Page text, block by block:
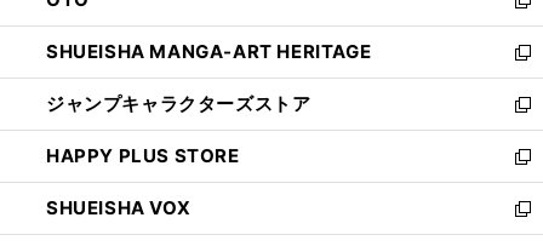
開
く
ウ
で
開
く
新
し
い
ウ
ィ
ン
ド
ウ
で
開
SHUEISHA MANGA-ART HERITAGE
新
し
い
ウ
ィ
ン
ド
ウ
ジャンプキャラクターズストア
新
し
い
ウ
ィ
ン
HAPPY PLUS STORE
新
し
い
ウ
SHUEISHA VOX
新
し